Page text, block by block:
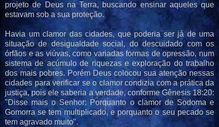
projeto de Deus na Terra, buscando ensinar aqueles que
estavam sob a sua proteção.
Havia um clamor das cidades, que poderia ser já de uma
situação de desigualdade social, do descuidado com os
órfãos e as viúvas, como variadas formas de opressão, num
sistema de acúmulo de riquezas e exploração do trabalho
dos mais pobres. Porém Deus colocou sua atenção nessas
cidades para verificar se o clamor condizia com a prática da
justiça, pois ele saberia a verdade, conforme Gênesis 18:20:
"Disse mais o Senhor: Porquanto o clamor de Sodoma e
Gomorra se tem multiplicado, e porquanto o seu pecado se
tem agravado muito".